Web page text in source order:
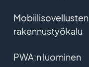
Mobiilisovellusten
rakennustyökalu
PWA:n luominen